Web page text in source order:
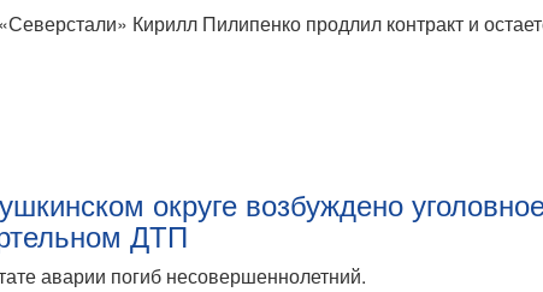
Кирилл Пилипенко продлил контракт и
округе возбуждено
ДТП
аварии погиб несовершеннолетний.